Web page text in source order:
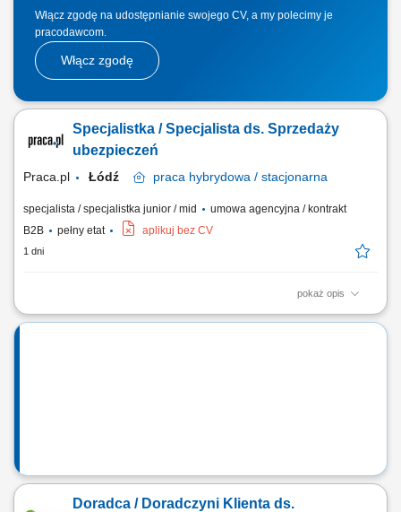
Włącz zgodę na udostępnianie swojego CV, a my polecimy je
pracodawcom.
Włącz zgodę
Specjalistka / Specjalista ds. Sprzedaży
ubezpieczeń
Praca.pl Łódź praca hybrydowa / stacjonarna
specjalista / specjalistka junior / mid
umowa agencyjna / kontrakt
B2B
pełny etat aplikuj bez CV
1 dni
pokaż opis
Zadania Tworzenie i pielęgnowanie trwałych więzi biznesowych.
Doradca / Doradczyni Klienta ds.